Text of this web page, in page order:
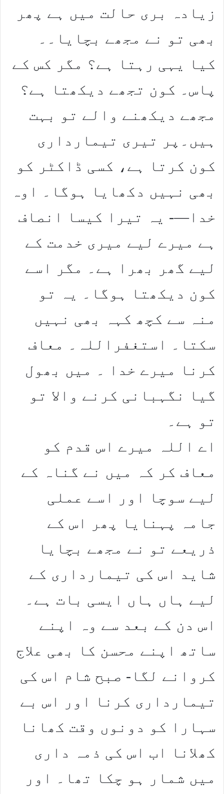
زیادہ بری حالت میں ہے پھر
بھی تو نے مجھے بچایا۔۔
کیا یہی رہتا ہے؟ مگر کس کے
پاس۔ کون تجھے دیکھتا ہے؟
مجھے دیکھنے والے تو بہت
ہیں۔پر تیری تیمارداری
کون کرتا ہے، کسی ڈاکٹر کو
بھی نہیں دکھایا ہوگا۔ اوہ
خدا—- یہ تیرا کیسا انصاف
ہے میرے لیے میری خدمت کے
لیے گھر بھرا ہے۔ مگر اسے
کون دیکھتا ہوگا۔ یہ تو
منہ سے کچھ کہہ بھی نہیں
سکتا۔ استغفراللہ۔ معاف
کرنا میرے خدا ۔ میں بھول
گیا نگہبانی کرنے والا تو
تو ہے۔
اے اللہ میرے اس قدم کو
معاف کر کہ میں نے گناہ کے
لیے سوچا اور اسے عملی
جامہ پہنایا پھر اس کے
ذریعے تو نے مجھے بچایا
شاید اس کی تیمارداری کے
لیے ہاں ہاں ایسی بات ہے۔
اس دن کے بعد سے وہ اپنے
ساتھ اپنے محسن کا بھی علاج
کروانے لگا- صبح شام اس کی
تیمارداری کرنا اور اس بے
سہارا کو دونوں وقت کھانا
کھلانا اب اس کی ذمہ داری
میں شمار ہو چکا تھا۔ اور